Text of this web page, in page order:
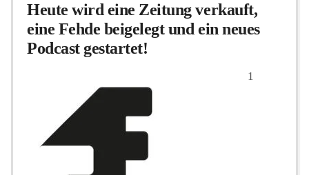
Heute wird eine Zeitung verkauft,
eine Fehde beigelegt und ein neues
Podcast gestartet!
1